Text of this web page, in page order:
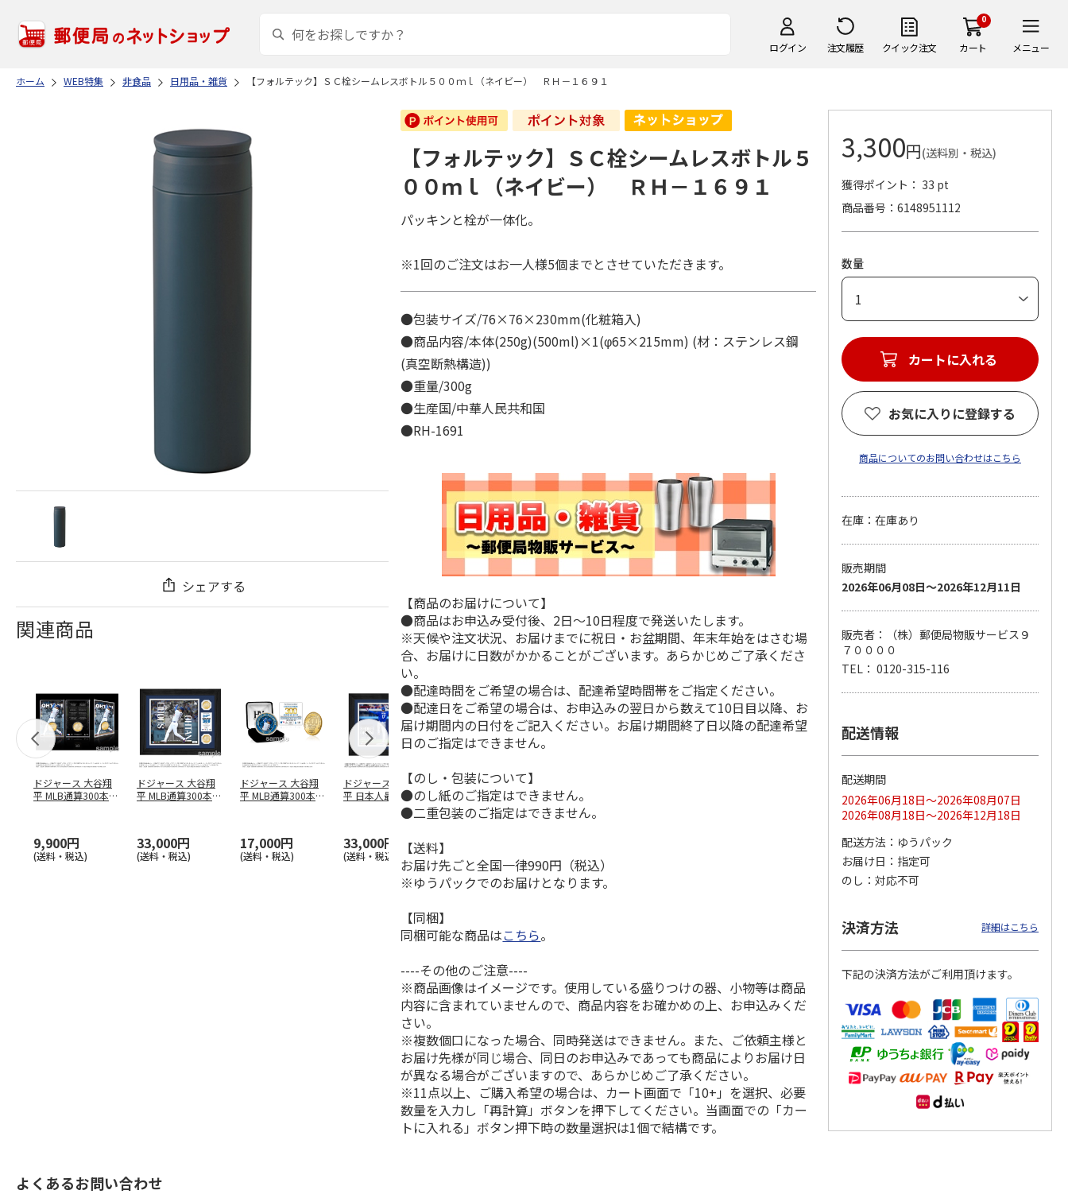
ログイン 注文履歴 クイック注文
0
カート メニュー
ホーム WEB特集 非食品 日用品・雑貨 【フォルテック】ＳＣ栓シームレスボトル５００ｍｌ（ネイビー） ＲＨ－１６９１
シェアする
関連商品
ドジャース 大谷翔
平 MLB通算300本塁
9,900円
(送料・税込)
ドジャース 大谷翔
平 MLB通算300本塁
33,000円
(送料・税込)
ドジャース 大谷翔
平 MLB通算300本塁
17,000円
(送料・税込)
ドジャース 大谷翔
平 日本人最多53試
合連続出塁記念 ダ
33,000円
(送料・税込)
MLB ドジャース 大
谷翔平 2026 NL 3・
4月投手…
平 日本人最多53試
合連続出塁記念 コ
イ…
ドジャース 大谷翔
平 日本人最多53試
合連続出塁記念 シ
ル…
17,000円
(送料・税込)
谷翔平 2026 NL 3・
4月投手…
【フォルテック】ＳＣ栓シームレスボトル５
００ｍｌ（ネイビー） ＲＨ－１６９１
パッキンと栓が一体化。
※1回のご注文はお一人様5個までとさせていただきます。
●包装サイズ/76×76×230mm(化粧箱入)
●商品内容/本体(250g)(500ml)×1(φ65×215mm) (材：ステンレス鋼
(真空断熱構造))
●重量/300g
●生産国/中華人民共和国
●RH-1691
【商品のお届けについて】
●商品はお申込み受付後、2日～10日程度で発送いたします。
※天候や注文状況、お届けまでに祝日・お盆期間、年末年始をはさむ場
合、お届けに日数がかかることがございます。あらかじめご了承くださ
い。
●配達時間をご希望の場合は、配達希望時間帯をご指定ください。
●配達日をご希望の場合は、お申込みの翌日から数えて10日目以降、お
届け期間内の日付をご記入ください。お届け期間終了日以降の配達希望
日のご指定はできません。
【のし・包装について】
●のし紙のご指定はできません。
●二重包装のご指定はできません。
【送料】
お届け先ごと全国一律990円（税込）
※ゆうパックでのお届けとなります。
【同梱】
同梱可能な商品はこちら。
----その他のご注意----
※商品画像はイメージです。使用している盛りつけの器、小物等は商品
内容に含まれていませんので、商品内容をお確かめの上、お申込みくだ
さい。
※複数個口になった場合、同時発送はできません。また、ご依頼主様と
お届け先様が同じ場合、同日のお申込みであっても商品によりお届け日
が異なる場合がございますので、あらかじめご了承ください。
※11点以上、ご購入希望の場合は、カート画面で「10+」を選択、必要
数量を入力し「再計算」ボタンを押下してください。当画面での「カー
トに入れる」ボタン押下時の数量選択は1個で結構です。
3,300円(送料別・税込)
獲得ポイント： 33 pt
商品番号
6148951112
数量
カートに入れる
お気に入りに登録する
商品についてのお問い合わせはこちら
在庫：在庫あり
販売期間
2026年06月08日～2026年12月11日
販売者：（株）郵便局物販サービス９
７００００
TEL： 0120-315-116
配送情報
配送期間
2026年06月18日～2026年08月07日
2026年08月18日～2026年12月18日
配送方法
ゆうパック
お届け日
指定可
のし
対応不可
決済方法 詳細はこちら
下記の決済方法がご利用頂けます。
よくあるお問い合わせ